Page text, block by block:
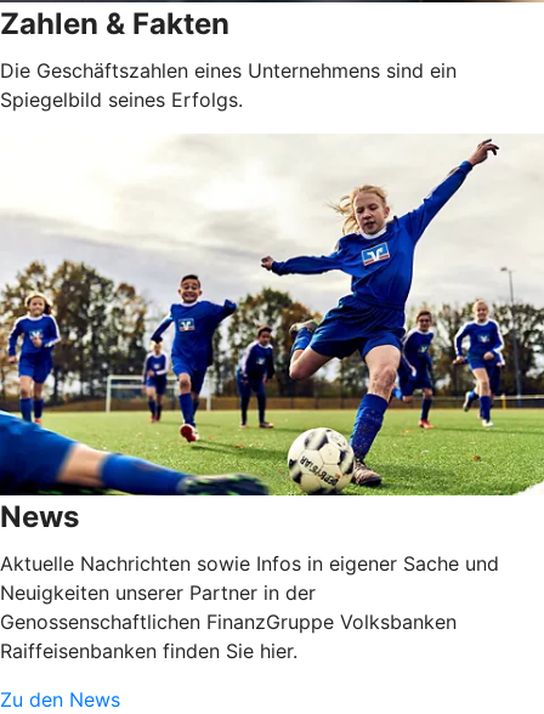
Zahlen & Fakten
Die Geschäftszahlen eines Unternehmens sind ein
Spiegelbild seines Erfolgs.
News
Aktuelle Nachrichten sowie Infos in eigener Sache und
Neuigkeiten unserer Partner in der
Genossenschaftlichen FinanzGruppe Volksbanken
Raiffeisenbanken finden Sie hier.
Zu den News